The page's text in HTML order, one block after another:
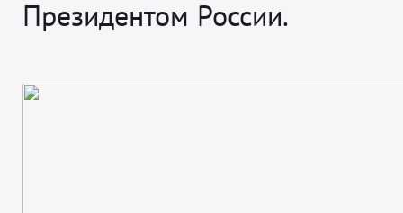
Президентом России.